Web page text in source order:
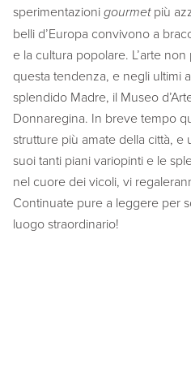
sperimentazionigourmetpiù
belli d’Europa convivono a
e la cultura popolare. L’arte
questa tendenza, e negli ultimi
splendido Madre, il Museo
Donnaregina. In breve tempo
strutture più amate della città, e
suoi tanti piani variopinti e le
nel cuore dei vicoli, vi
Continuate pure a leggere per
luogo straordinario!